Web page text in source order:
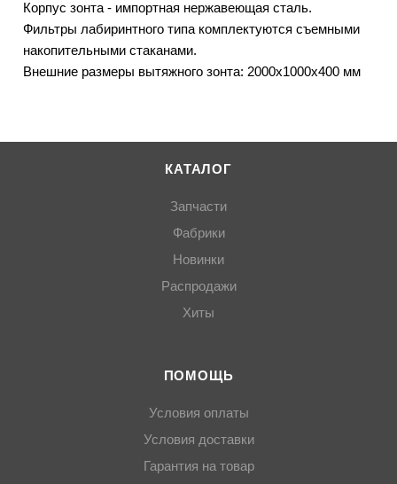
Корпус зонта - импортная нержавеющая сталь.
Фильтры лабиринтного типа комплектуются съемными
накопительными стаканами.
Внешние размеры вытяжного зонта: 2000x1000x400 мм
КАТАЛОГ
Запчасти
Фабрики
Новинки
Распродажи
Хиты
ПОМОЩЬ
Условия оплаты
Условия доставки
Гарантия на товар